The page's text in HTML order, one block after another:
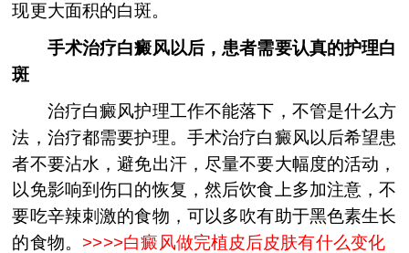
现更大面积的白斑。
手术治疗白癜风以后，患者需要认真的护理白
斑
治疗白癜风护理工作不能落下，不管是什么方
法，治疗都需要护理。手术治疗白癜风以后希望患
者不要沾水，避免出汗，尽量不要大幅度的活动，
以免影响到伤口的恢复，然后饮食上多加注意，不
要吃辛辣刺激的食物，可以多吹有助于黑色素生长
的食物。 >>>>白癜风做完植皮后皮肤有什么变化